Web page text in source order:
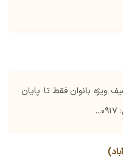
فقط تا پایان